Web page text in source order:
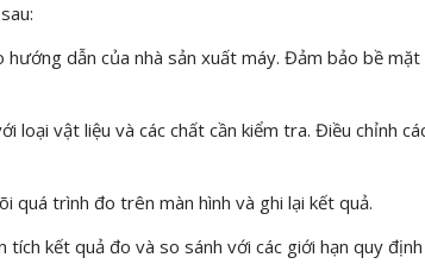
dẫn của nhà sản xuất máy. Đảm bảo bề mặt
loại vật liệu và các chất cần kiểm tra. Điều chỉnh
trình đo trên màn hình và ghi lại kết quả.
tích kết quả đo và so sánh với các giới hạn quy